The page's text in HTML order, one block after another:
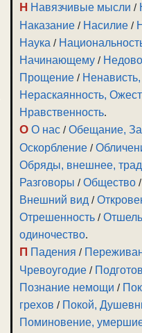
Н Навязчивые мысли /
Наказание / Насилие /
Наука /
Начинающему /
Прощение /
Нераскаянность,
Нравственность.
О О нас /Обещание,
Оскорбление /
Обряды, внешнее,
Разговоры /Общество
Внешний вид /
Отрешенность /
одиночество.
П Падения /
Чревоугодие /
Познание немощи /
грехов / Покой,
Поминовение,